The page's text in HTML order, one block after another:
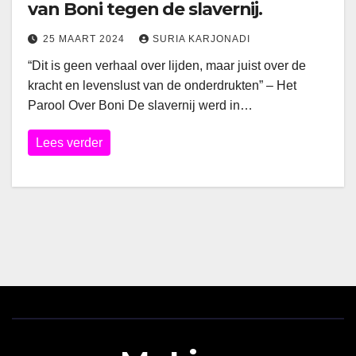
van Boni tegen de slavernij.
25 MAART 2024 SURIA KARJONADI
“Dit is geen verhaal over lijden, maar juist over de
kracht en levenslust van de onderdrukten” – Het
Parool Over Boni De slavernij werd in…
Lees verder